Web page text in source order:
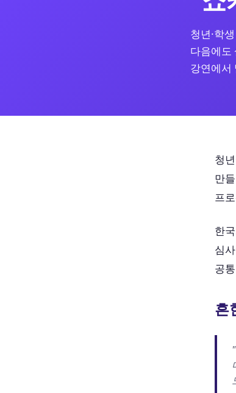
청년·학
다음에도
강연에서
청
만
프
한
심
공
흔